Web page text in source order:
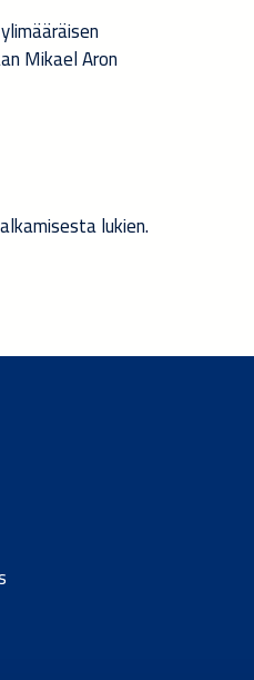
Mikael Aron
lukien.